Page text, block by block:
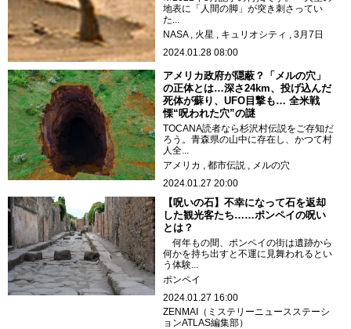
地表に「人間の脚」が突き刺さってい
た...
NASA
火星 キュリオシティ
3月7日
2024.01.28 08:00
アメリカ政府が隠蔽？「メルの穴」
の正体とは…深さ24km、投げ込んだ
死体が蘇り、UFO目撃も… 全米戦
慄“呪われた穴”の謎
TOCANA読者なら杉沢村伝説をご存知だ
ろう。青森県の山中に存在し、かつて村
人全...
アメリカ
都市伝説
メルの穴
2024.01.27 20:00
【呪いの石】不幸になって石を返却
した観光客たち……ポンペイの呪い
とは？
何年もの間、ポンペイの街は遺跡から
何かを持ち出すと不運に見舞われるとい
う体験...
ポンペイ
2024.01.27 16:00
ZENMAI（ミステリーニュースステーシ
ョンATLAS編集部）